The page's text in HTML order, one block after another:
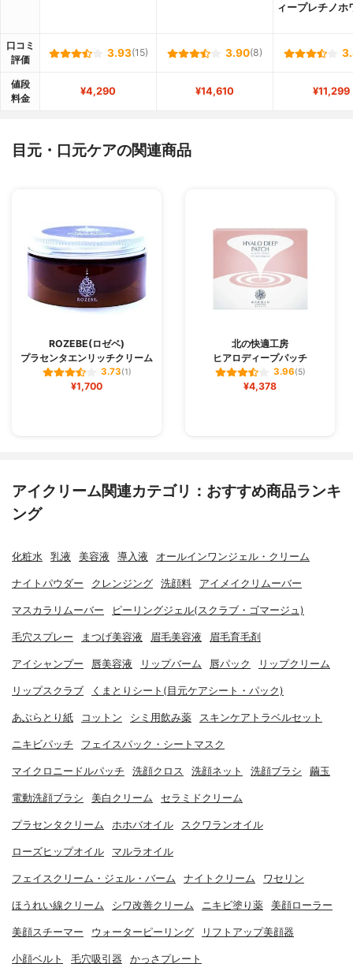
ィープレチノホ
口コミ
評価
3.93(15) 3.90(8)
値段
料金
¥4,290 ¥14,610 ¥11,299
目元・口元ケアの関連商品
ROZEBE(ロゼベ)
プラセンタエンリッチクリーム
3.73(1)
¥1,700
北の快適工房
ヒアロディープパッチ
3.96(5)
¥4,378
アイクリーム関連カテゴリ：おすすめ商品ランキ
ング
化粧水 乳液 美容液 導入液 オールインワンジェル・クリーム
ナイトパウダー クレンジング 洗顔料 アイメイクリムーバー
マスカラリムーバー ピーリングジェル(スクラブ・ゴマージュ)
毛穴スプレー まつげ美容液 眉毛美容液 眉毛育毛剤
アイシャンプー 唇美容液 リップバーム 唇パック リップクリーム
リップスクラブ くまとりシート(目元ケアシート・パック)
あぶらとり紙 コットン シミ用飲み薬 スキンケアトラベルセット
ニキビパッチ フェイスパック・シートマスク
マイクロニードルパッチ 洗顔クロス 洗顔ネット 洗顔ブラシ 繭玉
電動洗顔ブラシ 美白クリーム セラミドクリーム
プラセンタクリーム ホホバオイル スクワランオイル
ローズヒップオイル マルラオイル
フェイスクリーム・ジェル・バーム ナイトクリーム ワセリン
ほうれい線クリーム シワ改善クリーム ニキビ塗り薬 美顔ローラー
美顔スチーマー ウォーターピーリング リフトアップ美顔器
小顔ベルト 毛穴吸引器 かっさプレート